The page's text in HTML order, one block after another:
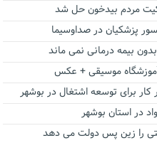
پزشکیان در صداوسیما
بیمه درمانی نمی ماند
موسیقی + عکس
برای توسعه اشتغال در بوشهر
در استان بوشهر
را زین پس دولت می دهد